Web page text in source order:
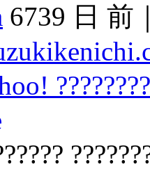
6739 日 前
????????